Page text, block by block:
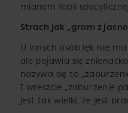
mianem fobii
Strach jak „grom z
U innych osób lęk nie
ale pojawia się
nazywa się to
I wreszcie „zaburzenie
jest tak wielki, że jest